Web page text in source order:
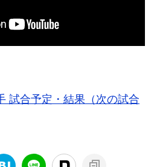
試合予定・結果（次の試合